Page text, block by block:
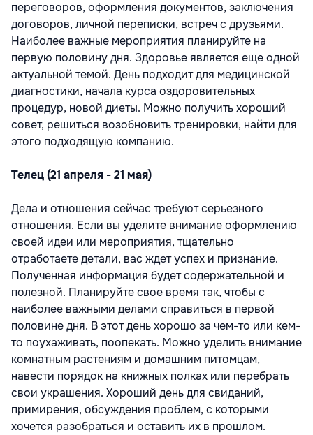
переговоров, оформления документов, заключения
договоров, личной переписки, встреч с друзьями.
Наиболее важные мероприятия планируйте на
первую половину дня. Здоровье является еще одной
актуальной темой. День подходит для медицинской
диагностики, начала курса оздоровительных
процедур, новой диеты. Можно получить хороший
совет, решиться возобновить тренировки, найти для
этого подходящую компанию.
Телец (21 апреля - 21 мая)
Дела и отношения сейчас требуют серьезного
отношения. Если вы уделите внимание оформлению
своей идеи или мероприятия, тщательно
отработаете детали, вас ждет успех и признание.
Полученная информация будет содержательной и
полезной. Планируйте свое время так, чтобы с
наиболее важными делами справиться в первой
половине дня. В этот день хорошо за чем-то или кем-
то поухаживать, поопекать. Можно уделить внимание
комнатным растениям и домашним питомцам,
навести порядок на книжных полках или перебрать
свои украшения. Хороший день для свиданий,
примирения, обсуждения проблем, с которыми
хочется разобраться и оставить их в прошлом.